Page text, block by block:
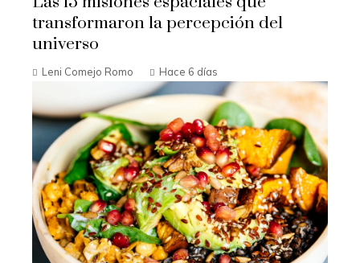
transformaron la percepción del
universo
Leni Comejo Romo Hace 6 días